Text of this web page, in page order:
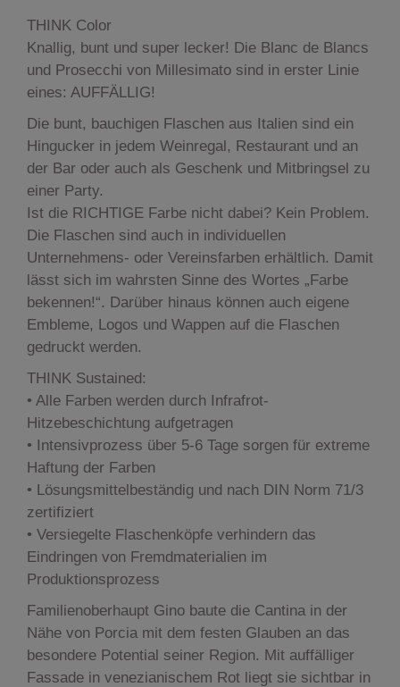
THINK Color
Knallig, bunt und super lecker! Die Blanc de Blancs
und Prosecchi von Millesimato sind in erster Linie
eines: AUFFÄLLIG!
Die bunt, bauchigen Flaschen aus Italien sind ein
Hingucker in jedem Weinregal, Restaurant und an
der Bar oder auch als Geschenk und Mitbringsel zu
einer Party.
Ist die RICHTIGE Farbe nicht dabei? Kein Problem.
Die Flaschen sind auch in individuellen
Unternehmens- oder Vereinsfarben erhältlich. Damit
lässt sich im wahrsten Sinne des Wortes „Farbe
bekennen!“. Darüber hinaus können auch eigene
Embleme, Logos und Wappen auf die Flaschen
gedruckt werden.
THINK Sustained:
• Alle Farben werden durch Infrafrot-
Hitzebeschichtung aufgetragen
• Intensivprozess über 5-6 Tage sorgen für extreme
Haftung der Farben
• Lösungsmittelbeständig und nach DIN Norm 71/3
zertifiziert
• Versiegelte Flaschenköpfe verhindern das
Eindringen von Fremdmaterialien im
Produktionsprozess
Familienoberhaupt Gino baute die Cantina in der
Nähe von Porcia mit dem festen Glauben an das
besondere Potential seiner Region. Mit auffälliger
Fassade in venezianischem Rot liegt sie sichtbar in